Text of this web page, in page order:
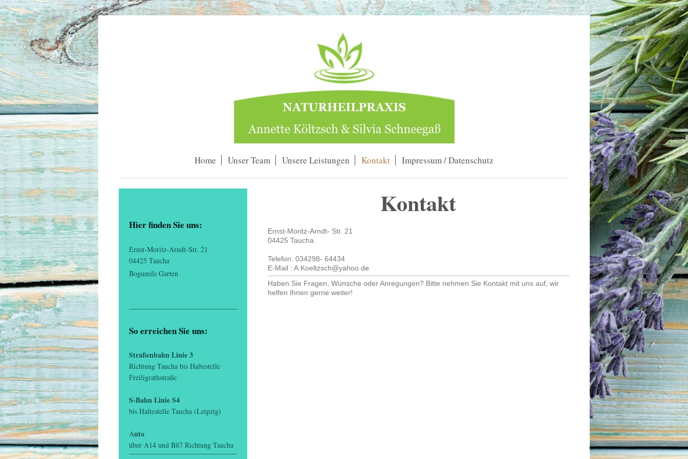
Home Unser Team Unsere Leistungen Kontakt Impressum / Datenschutz
Kontakt
Ernst-Moritz-Arndt- Str. 21
04425 Taucha
Telefon: 034298- 64434
E-Mail : A.Koeltzsch@yahoo.de
Haben Sie Fragen, Wünsche oder Anregungen? Bitte nehmen Sie Kontakt mit uns auf, wir
helfen Ihnen gerne weiter!
Hier finden Sie uns:
Ernst-Moritz-Arndt-Str. 21
04425 Taucha
Bogumils Garten
So erreichen Sie uns:
Straßenbahn Linie 3
Richtung Taucha bis Haltestelle
Freiligrathstraße
S-Bahn Linie S4
bis Haltestelle Taucha (Leipzig)
Auto
über A14 und B87 Richtung Taucha